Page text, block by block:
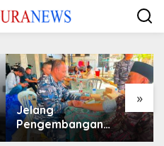
»
Jelang
Pengembangan
Lapangan Hidayah,